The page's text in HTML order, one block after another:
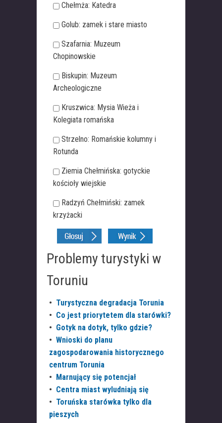
Chełmża: Katedra
Golub: zamek i stare miasto
Szafarnia: Muzeum
Chopinowskie
Biskupin: Muzeum
Archeologiczne
Kruszwica: Mysia Wieża i
Kolegiata romańska
Strzelno: Romańskie kolumny i
Rotunda
Ziemia Chełmińska: gotyckie
kościoły wiejskie
Radzyń Chełmiński: zamek
krzyżacki
Problemy turystyki w
Toruniu
• Turystyczna degradacja Torunia
• Co jest priorytetem dla starówki?
• Gotyk na dotyk, tylko gdzie?
• Wnioski do planu
zagospodarowania historycznego
centrum Torunia
•
Marnujący się potencjał
• Centra miast wyludniają się
• Toruńska starówka tylko dla
pieszych